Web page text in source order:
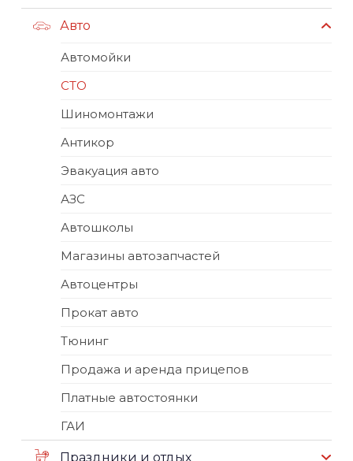
Авто
Автомойки
СТО
Шиномонтажи
Антикор
Эвакуация авто
АЗС
Автошколы
Магазины автозапчастей
Автоцентры
Прокат авто
Тюнинг
Продажа и аренда прицепов
Платные автостоянки
ГАИ
Праздники и отдых